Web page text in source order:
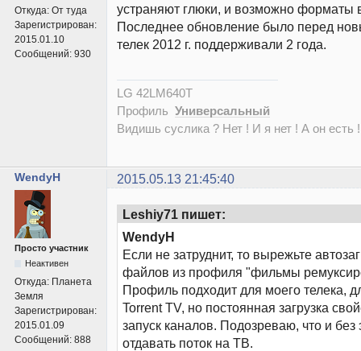
Откуда: От туда
Зарегистрирован:
2015.01.10
Сообщений: 930
устраняют глюки, и возможно форматы
Последнее обновление было перед
телек 2012 г. поддерживали 2 года.
LG 42LM640T
Профиль Универсальный
Видишь суслика ? Нет ! И я нет ! А он есть
WendyH 2015.05.13 21:45:40
Просто участник
Неактивен
Откуда: Планета
Земля
Зарегистрирован:
2015.01.09
Сообщений: 888
Leshiy71 пишет:
WendyH
Если не затруднит, то вырежьте
файлов из профиля "фильмы
Профиль подходит для моего телека,
Torrent TV, но постоянная загрузка
запуск каналов. Подозреваю, что и без
отдавать поток на ТВ.